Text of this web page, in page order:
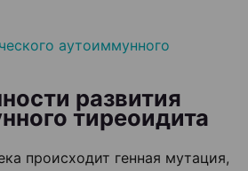
аутоиммунного
развития
тиреоидита
происходит генная мутация,